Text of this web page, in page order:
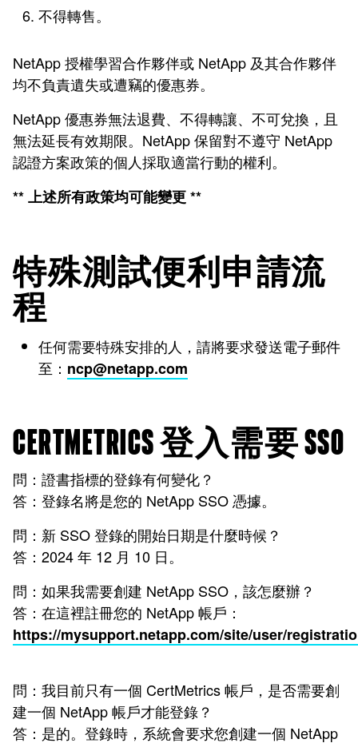
不得轉售。
NetApp 授權學習合作夥伴或 NetApp 及其合作夥伴
均不負責遺失或遭竊的優惠券。
NetApp 優惠券無法退費、不得轉讓、不可兌換，且
無法延長有效期限。NetApp 保留對不遵守 NetApp
認證方案政策的個人採取適當行動的權利。
** 上述所有政策均可能變更 **
特殊測試便利申請流
程
任何需要特殊安排的人，請將要求發送電子郵件
至： ncp@netapp.com
CERTMETRICS 登入需要 SSO
問：證書指標的登錄有何變化？
答：登錄名將是您的 NetApp SSO 憑據。
問：新 SSO 登錄的開始日期是什麼時候？
答：2024 年 12 月 10 日。
問：如果我需要創建 NetApp SSO，該怎麼辦？
答：在這裡註冊您的 NetApp 帳戶：
https://mysupport.netapp.com/site/user/
問：我目前只有一個 CertMetrics 帳戶，是否需要創
建一個 NetApp 帳戶才能登錄？
答：是的。登錄時，系統會要求您創建一個 NetApp